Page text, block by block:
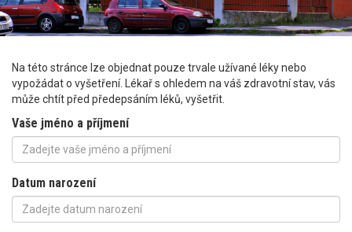
Na této stránce lze objednat pouze trvale užívané léky nebo
vypožádat o vyšetření. Lékař s ohledem na váš zdravotní stav, vás
může chtít před předepsáním léků, vyšetřit.
Vaše jméno a příjmení
Datum narození